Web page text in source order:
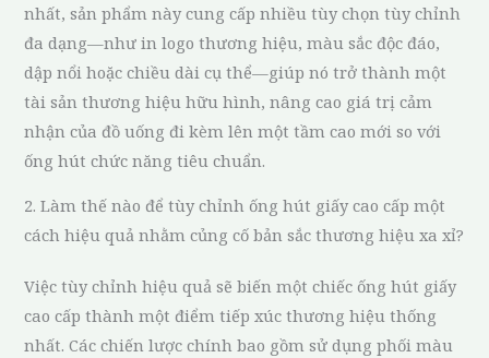
nhất, sản phẩm này cung cấp nhiều tùy chọn tùy chỉnh
đa dạng—như in logo thương hiệu, màu sắc độc đáo,
dập nổi hoặc chiều dài cụ thể—giúp nó trở thành một
tài sản thương hiệu hữu hình, nâng cao giá trị cảm
nhận của đồ uống đi kèm lên một tầm cao mới so với
ống hút chức năng tiêu chuẩn.
2. Làm thế nào để tùy chỉnh ống hút giấy cao cấp một
cách hiệu quả nhằm củng cố bản sắc thương hiệu xa xỉ?
Việc tùy chỉnh hiệu quả sẽ biến một chiếc ống hút giấy
cao cấp thành một điểm tiếp xúc thương hiệu thống
nhất. Các chiến lược chính bao gồm sử dụng phối màu